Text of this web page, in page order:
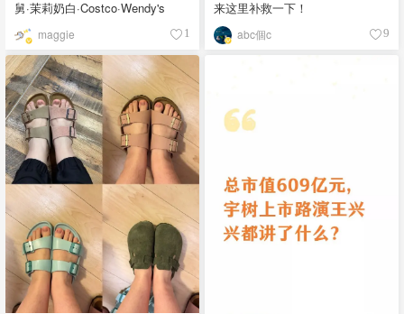
舅·茉莉奶白·Costco·Wendy's
maggie 1
来这里补救一下！
abc個c 9